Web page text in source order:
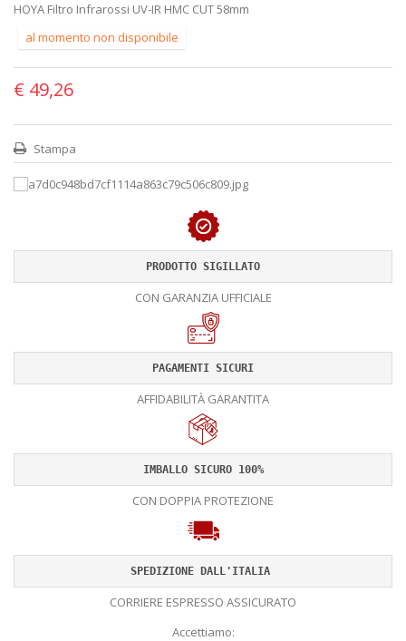
HOYA Filtro Infrarossi UV-IR HMC CUT 58mm
al momento non disponibile
€ 49,26
Stampa
PRODOTTO SIGILLATO
CON GARANZIA UFFICIALE
PAGAMENTI SICURI
AFFIDABILITÀ GARANTITA
IMBALLO SICURO 100%
CON DOPPIA PROTEZIONE
SPEDIZIONE DALL'ITALIA
CORRIERE ESPRESSO ASSICURATO
Accettiamo: